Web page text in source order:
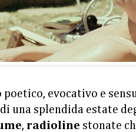
evocativo e
una splendida estate
, radioline stonate